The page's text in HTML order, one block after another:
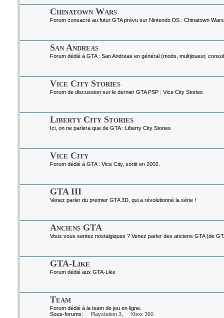
Chinatown Wars
Forum consacré au futur GTA prévu sur Nintendo DS : Chinatown Wars
San Andreas
Forum dédié à GTA : San Andreas en général (mods, multijoueur,
Vice City Stories
Forum de discussion sur le dernier GTA PSP : Vice City Stories
Liberty City Stories
Ici, on ne parlera que de GTA : Liberty City Stories
Vice City
Forum dédié à GTA : Vice City, sortit en 2002.
GTA III
Venez parler du premier GTA 3D, qui a révolutionné la série !
Anciens GTA
Vous vous sentez nostalgiques ? Venez parler des anciens GTA (de
GTA-Like
Forum dédié aux GTA-Like
Team
Forum dédié à la team de jeu en ligne.
Sous-forums:
Playstation 3, Xbox 360